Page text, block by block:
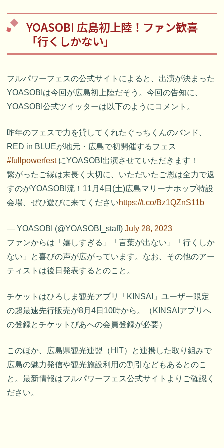
YOASOBI 広島初上陸！ファン歓喜
「行くしかない」
フルパワーフェスの公式サイトによると、出演が決まった
YOASOBIは今回が広島初上陸だそう。今回の告知に、
YOASOBI公式ツイッターは以下のようにコメント。
昨年のフェスで力を貸してくれたぐっちくんのバンド、
RED in BLUEが地元・広島で初開催するフェス
#fullpowerfestにYOASOBI出演させていただきます！
繋がったご縁は末長く大切に、いただいたご恩は全力で返
すのがYOASOBI流！11月4日(土)広島マリーナホップ特設
会場、ぜひ遊びに来てくださいhttps://t.co/Bz1QZnS11b
— YOASOBI (@YOASOBI_staff)July 28, 2023
ファンからは「嬉しすぎる」「言葉が出ない」「行くしか
ない」と喜びの声が広がっています。なお、その他のアー
ティストは後日発表するとのこと。
チケットはひろしま観光アプリ「KINSAI」ユーザー限定
の超最速先行販売が8月4日10時から。（KINSAIアプリへ
の登録とチケットぴあへの会員登録が必要）
このほか、広島県観光連盟（HIT）と連携した取り組みで
広島の魅力発信や観光施設利用の割引などもあるとのこ
と。最新情報はフルパワーフェス公式サイトよりご確認く
ださい。